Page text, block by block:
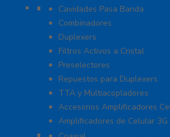
Filtros y Sistemas en RF
Cavidades Pasa Banda
Combinadores
Duplexers
Filtros Activos a Cristal
Preselectores
Repuestos para Duplexers
TTA y Multiacopladores
Accesorios Amplificadores
Amplificadores de Celular 3G
Protección Contra Descarga